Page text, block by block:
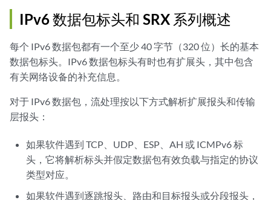
IPv6 数据包标头和 SRX 系列概述
每个 IPv6 数据包都有一个至少 40 字节（320 位）长的基本
数据包标头。IPv6 数据包标头有时也有扩展头，其中包含
有关网络设备的补充信息。
对于 IPv6 数据包，流处理按以下方式解析扩展报头和传输
层报头：
如果软件遇到 TCP、UDP、ESP、AH 或 ICMPv6 标
头，它将解析标头并假定数据包有效负载与指定的协议
类型对应。
如果软件遇到逐跳报头、路由和目标报头或分段报头，